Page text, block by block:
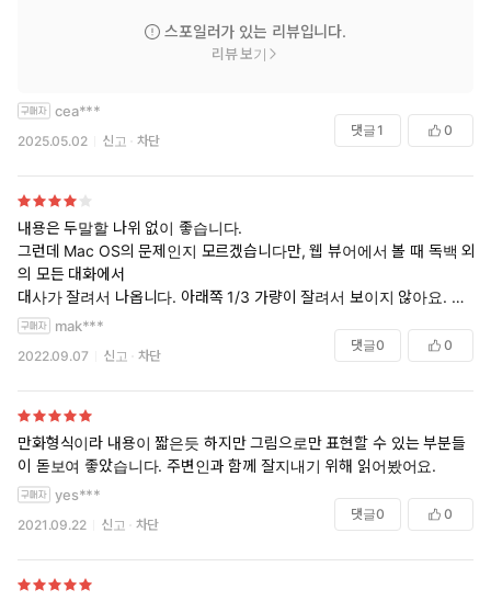
스포일러가 있는 리뷰입니다.
리뷰 보기
cea***
2025.05.02 신고 차단
댓글 1 0
내용은 두말할 나위 없이 좋습니다.
그런데 Mac OS의 문제인지 모르겠습니다만, 웹 뷰어에서 볼 때 독백 외
의 모든 대화에서
대사가 잘려서 나옵니다. 아래쪽 1/3 가량이 잘려서 보이지 않아요. 그래
서 별 한 개를 뺐습니다.
mak***
2022.09.07 신고 차단
댓글0 0
만화형식이라 내용이 짧은듯 하지만 그림으로만 표현할 수 있는 부분들
이 돋보여 좋았습니다. 주변인과 함께 잘지내기 위해 읽어봤어요.
yes***
2021.09.22 신고 차단
댓글0 0